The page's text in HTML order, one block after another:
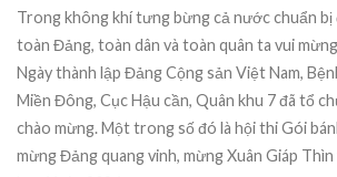
Trong không khí tưng bừng cả nước chuẩn bị
toàn Đảng, toàn dân và toàn quân ta vui
Ngày thành lập Đảng Cộng sản Việt Nam,
Miền Đông, Cục Hậu cần, Quân khu 7 đã tổ
chào mừng. Một trong số đó là hội thi Gói
mừng Đảng quang vinh, mừng Xuân Giáp